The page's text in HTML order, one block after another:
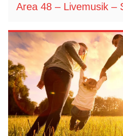
Area 48 – Livemusik –